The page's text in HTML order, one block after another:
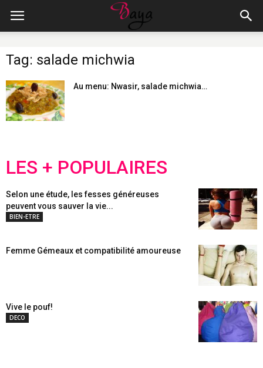
Tag: salade michwia
Au menu: Nwasir, salade michwia…
LES + POPULAIRES
Selon une étude, les fesses généreuses
peuvent vous sauver la vie...
BIEN-ETRE
Femme Gémeaux et compatibilité amoureuse
Vive le pouf!
DECO